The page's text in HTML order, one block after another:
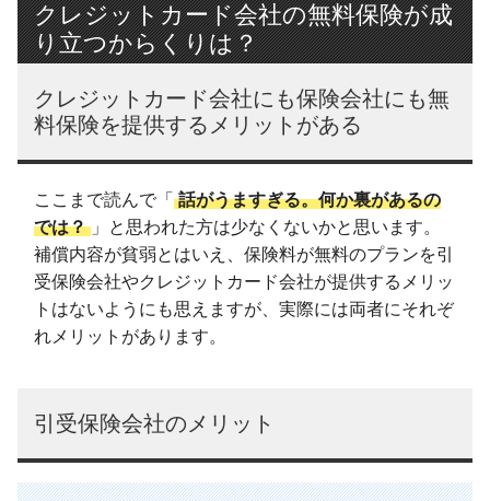
クレジットカード会社の無料保険が成
り立つからくりは？
クレジットカード会社にも保険会社にも無
料保険を提供するメリットがある
ここまで読んで「 話がうますぎる。何か裏があるの
では？ 」と思われた方は少なくないかと思います。
補償内容が貧弱とはいえ、保険料が無料のプランを引
受保険会社やクレジットカード会社が提供するメリッ
トはないようにも思えますが、実際には両者にそれぞ
れメリットがあります。
引受保険会社のメリット